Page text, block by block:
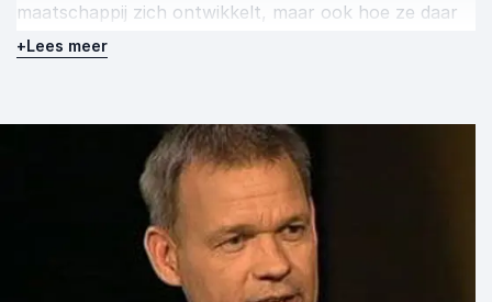
maatschappij zich ontwikkelt, maar ook hoe ze daar
effectief op kunnen inspelen.
en participatie. Neem vrijblijvend contact op voor
meer informatie of om meteen een boeking te maken.
+Lees meer